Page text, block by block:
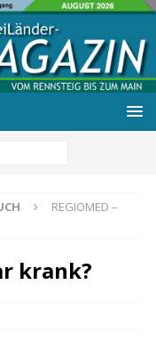
REGIOMED –
krank?